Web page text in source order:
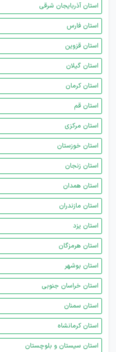
استان آذربایجان شرقی
استان فارس
استان قزوین
استان گیلان
استان کرمان
استان قم
استان مرکزی
استان خوزستان
استان زنجان
استان همدان
استان مازندران
استان یزد
استان هرمزگان
استان بوشهر
استان خراسان جنوبی
استان سمنان
استان کرمانشاه
استان سیستان و بلوچستان